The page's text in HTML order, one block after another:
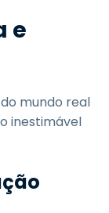
e
mundo real
inestimável